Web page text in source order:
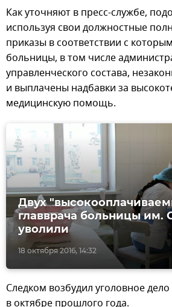
Как уточняют в пресс-службе,
используя свои должностные
приказы в соответствии с
больницы, в том числе
управленческого состава,
и выплачены надбавки за
медицинскую помощь.
18 октября 2016, 14:32
Двух
главврача больницы им.
уволили
Следком возбудил уголовное
в октябре прошлого года.